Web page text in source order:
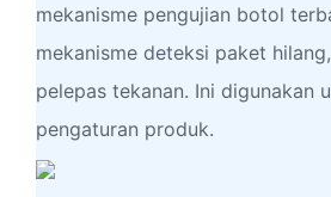
mekanisme pengujian botol
mekanisme deteksi paket
pelepas tekanan. Ini digunakan
pengaturan produk.